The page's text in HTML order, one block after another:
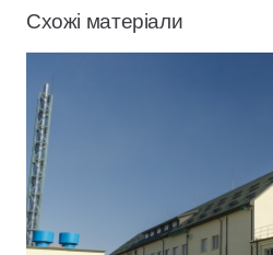
Схожі матеріали